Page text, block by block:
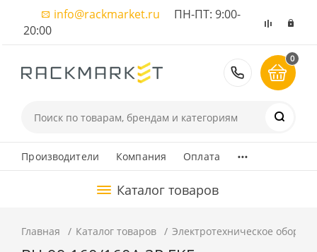
info@rackmarket.ru ПН-ПТ: 9:00-
20:00
8 (495)
0
Производители Компания Оплата ...
Каталог товаров
Главная Каталог товаров Электротехническое